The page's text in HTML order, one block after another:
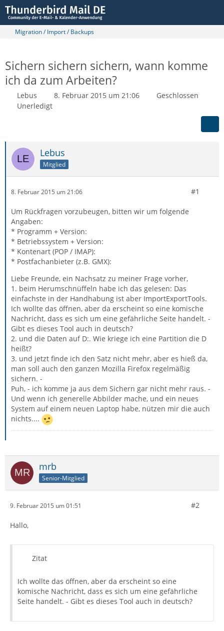
Migration / Import / Backups
Sichern sichern sichern, wann komme
ich da zum Arbeiten?
Lebus 8. Februar 2015 um 21:06
Geschlossen
Unerledigt
Lebus
Mitglied
8. Februar 2015 um 21:06 #1
Um Rückfragen vorzubeugen, bitten wir um folgende
Angaben:
* Programm + Version:
* Betriebssystem + Version:
* Kontenart (POP / IMAP):
* Postfachanbieter (z.B. GMX):
Liebe Freunde, ein Nachsatz zu meiner Frage vorher,
1. beim Herumschnüffeln habe ich das gelesen: Das
einfachste in der Handhabung ist aber ImportExportTools.
Ich wollte das öffnen, aber da erscheint so eine komische
Nachricht, dass es sich um eine gefährliche Seite handelt. -
Gibt es dieses Tool auch in deutsch?
2. und die Daten auf D:. Wie kriege ich eine Partition die D
heißt?
3. und jetzt finde ich den Satz nicht mehr, aber es hieß da,
man soll auch den ganzen Mozilla Firefox regelmäßig
sichern. -
Puh, - ich komme ja aus dem Sichern gar nicht mehr raus. -
Und wenn ich generelle Abbilder mache, und ein neues
System auf einem neuen Laptop habe, nützen mir die auch
nichts....
mrb
Senior-Mitglied
9. Februar 2015 um 01:51 #2
Hallo,
Zitat
Ich wollte das öffnen, aber da erscheint so eine
komische Nachricht, dass es sich um eine gefährliche
Seite handelt. - Gibt es dieses Tool auch in deutsch?